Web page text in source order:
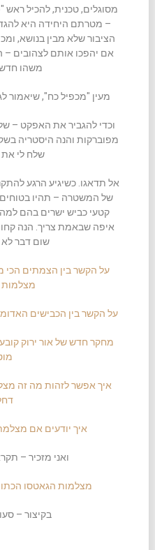
מסוגלים, טכנית, להכיל
– מטרתם היחידה היא
הציבור שלא מבין בנושא,
אם יהפכו אותם לצהובים –
משהו
מעין "מכפיל כח", שיאמור
וכדי להגביר את האפקט –
מפוברקות והנה היסטריה
שלח לי את
אל תדאגו. כשיגיע הרגע
של המשטרה – תהיו בטוחים
קטעי כביש ישרים בהם
שום דבר
על הקשר בין הצמתים הכי
מצלמות
על הקשר בין הכבישים
מחקר חדש של אור ירוק
איך אפשר לזהות מה זה
איך יודעים אם
ואני מזכיר –
מצלמות הגאטסו
בקיצור –